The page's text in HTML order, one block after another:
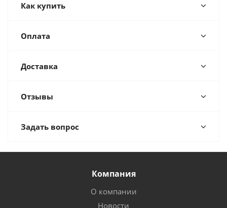
Как купить
Оплата
Доставка
Отзывы
Задать вопрос
Компания
О компании
Новости